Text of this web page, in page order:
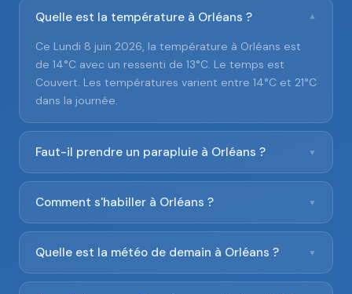
Quelle est la température à Orléans ? ▼
Ce Lundi 8 juin 2026, la température à Orléans est
de 14°C avec un ressenti de 13°C. Le temps est
Couvert. Les températures varient entre 14°C et 21°C
dans la journée.
Faut-il prendre un parapluie à Orléans ? ▼
Comment s'habiller à Orléans ? ▼
Quelle est la météo de demain à Orléans ? ▼